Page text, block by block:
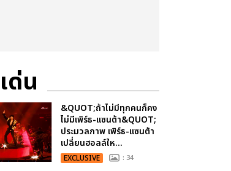
เด่น
&QUOT;ถ้าไม่มีทุกคนก็คง
ไม่มีเพิร์ธ-แซนต้า&QUOT;
ประมวลภาพ เพิร์ธ-แซนต้า
เปลี่ยนฮอลล์ให...
EXCLUSIVE : 34